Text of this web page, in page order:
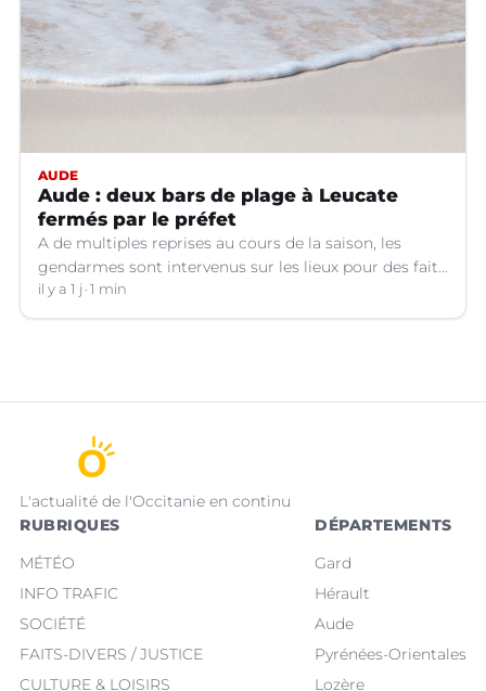
AUDE
Aude : deux bars de plage à Leucate
fermés par le préfet
A de multiples reprises au cours de la saison, les
gendarmes sont intervenus sur les lieux pour des faits
de violences, de consommation d'alcool, de rixes, de
tapage, de stationnement...
il y a 1 j 1 min
L'actualité de l'Occitanie en continu
RUBRIQUES
MÉTÉO
INFO TRAFIC
SOCIÉTÉ
FAITS-DIVERS / JUSTICE
CULTURE & LOISIRS
DÉPARTEMENTS
Gard
Hérault
Aude
Pyrénées-Orientales
Lozère